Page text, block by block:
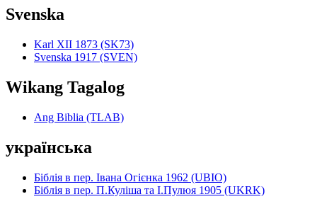
Svenska
Karl XII 1873 (SK73)
Svenska 1917 (SVEN)
Wikang Tagalog
Ang Biblia (TLAB)
українська
Біблія в пер. Івана Огієнка 1962 (UBIO)
Біблія в пер. П.Куліша та І.Пулюя 1905 (UKRK)